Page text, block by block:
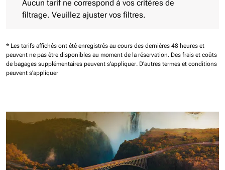
Aucun tarif ne correspond à vos critères de
filtrage. Veuillez ajuster vos filtres.
* Les tarifs affichés ont été enregistrés au cours des dernières 48 heures et
peuvent ne pas être disponibles au moment de la réservation. Des frais et coûts
de bagages supplémentaires peuvent s'appliquer. D'autres termes et conditions
peuvent s'appliquer